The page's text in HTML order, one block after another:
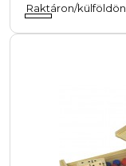
Raktáron/külföldön